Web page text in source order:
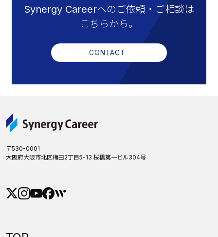
Synergy Careerへのご依頼・ご相談は
こちらから。
CONTACT
〒530-0001
大阪府大阪市北区梅田2丁目5-13 桜橋第一ビル304号